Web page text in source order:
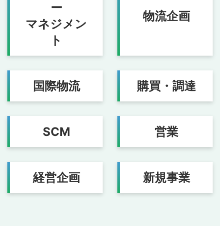
ー
マネジメン
ト
物流企画
国際物流 購買・調達
SCM 営業
経営企画 新規事業